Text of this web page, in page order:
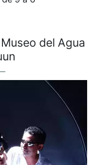
Museo del Agua